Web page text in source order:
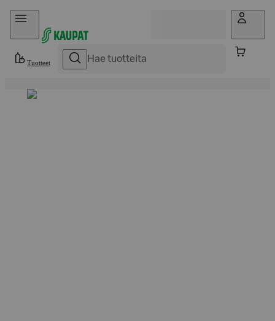
Hyppää sisältöön
Tuotteet